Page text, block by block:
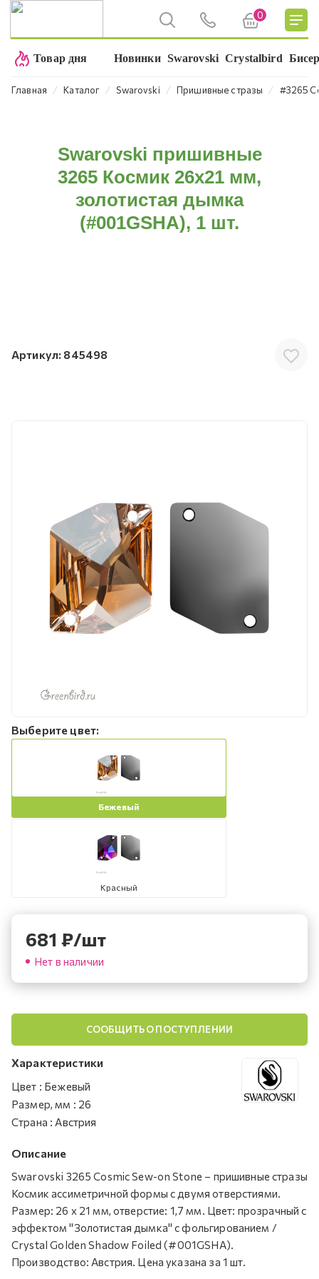
0
Товар дня Новинки Swarovski Crystalbird
Главная ⁄ Каталог ⁄ Swarovski ⁄ Пришивные стразы ⁄ #3265
Swarovski пришивные
3265 Космик 26х21 мм,
золотистая дымка
(#001GSHA), 1 шт.
Артикул: 845498
Выберите цвет:
Бежевый
Красный
681 ₽/шт
Нет в наличии
СООБЩИТЬ О ПОСТУПЛЕНИИ
Характеристики
Цвет : Бежевый
Размер, мм : 26
Страна : Австрия
Описание
Swarovski 3265 Cosmic Sew-on Stone – пришивные стразы
Космик ассиметричной формы с двумя отверстиями.
Размер: 26 х 21 мм, отверстие: 1,7 мм. Цвет: прозрачный с
эффектом "Золотистая дымка" с фольгированием /
Crystal Golden Shadow Foiled (#001GSHA).
Производство: Австрия. Цена указана за 1 шт.